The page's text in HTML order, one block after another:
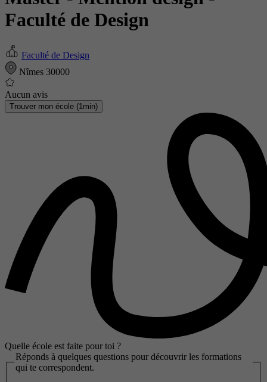
Faculté de Design
Faculté de Design
Nîmes 30000
Aucun avis
Trouver mon école (1min)
Quelle école est faite pour toi ?
Réponds à quelques questions pour découvrir les formations
qui te correspondent.